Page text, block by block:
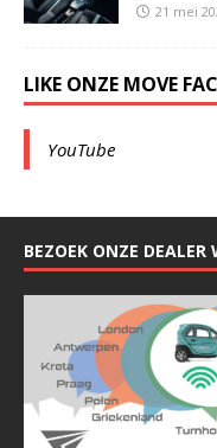
21 mei
LIKE ONZE MOVE
YouTube
BEZOEK ONZE